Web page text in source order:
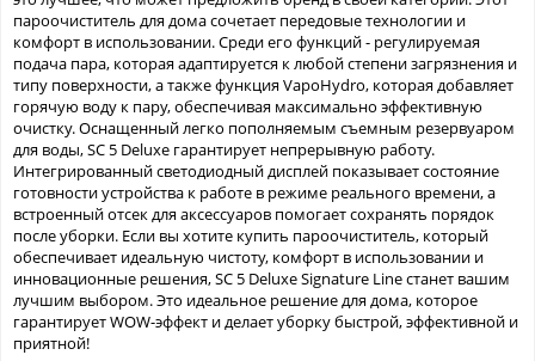
пароочиститель для дома сочетает передовые технологии и
комфорт в использовании. Среди его функций - регулируемая
подача пара, которая адаптируется к любой степени загрязнения и
типу поверхности, а также функция VapoHydro, которая добавляет
горячую воду к пару, обеспечивая максимально эффективную
очистку. Оснащенный легко пополняемым съемным резервуаром
для воды, SC 5 Deluxe гарантирует непрерывную работу.
Интегрированный светодиодный дисплей показывает состояние
готовности устройства к работе в режиме реального времени, а
встроенный отсек для аксессуаров помогает сохранять порядок
после уборки. Если вы хотите купить пароочиститель, который
обеспечивает идеальную чистоту, комфорт в использовании и
инновационные решения, SC 5 Deluxe Signature Line станет вашим
лучшим выбором. Это идеальное решение для дома, которое
гарантирует WOW-эффект и делает уборку быстрой, эффективной и
приятной!